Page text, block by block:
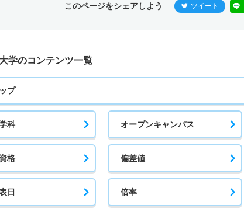
このページをシェアしよう ツイート
学のコンテンツ一覧
プ
科 オープンキャンパス
格 偏差値
日 倍率